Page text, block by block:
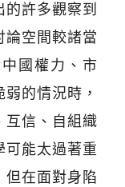
許多觀察到
論空間較諸當
國權力、市
的情況時，
互信、自組織
可能太過著重
但在面對身陷